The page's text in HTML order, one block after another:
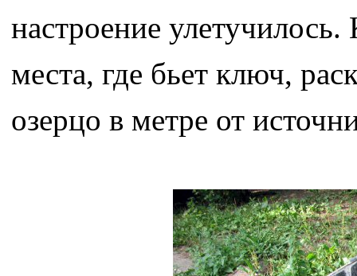
настроение
места, где бьет ключ,
озерцо в метре от